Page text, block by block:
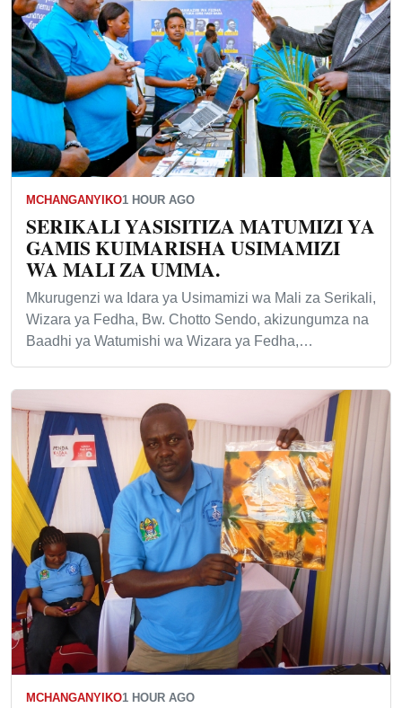
MCHANGANYIKO1 HOUR AGO
SERIKALI YASISITIZA MATUMIZI YA
GAMIS KUIMARISHA USIMAMIZI
WA MALI ZA UMMA.
Mkurugenzi wa Idara ya Usimamizi wa Mali za Serikali,
Wizara ya Fedha, Bw. Chotto Sendo, akizungumza na
Baadhi ya Watumishi wa Wizara ya Fedha,…
MCHANGANYIKO1 HOUR AGO